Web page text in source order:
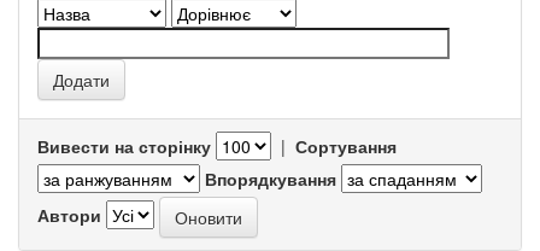
Вивести на сторінку | Сортування
Впорядкування
Автори